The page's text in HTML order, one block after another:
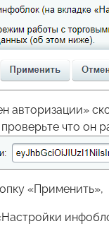
что он
«Применить»,